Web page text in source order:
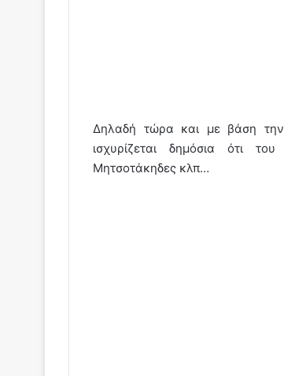
Δηλαδή τώρα και με βάση την
ισχυρίζεται δημόσια ότι
Μητσοτάκηδες κλπ…